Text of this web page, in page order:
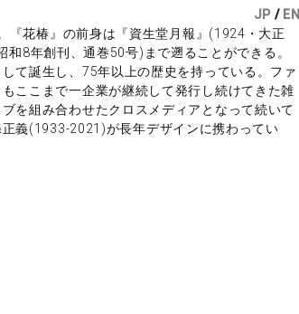
JP / EN
『花椿』の前身は『資生堂月報』(1924・大正
8年創刊、通巻50号)まで遡ることができる。
て誕生し、75年以上の歴史を持っている。ファ
ここまで一企業が継続して発行し続けてきた雑
を組み合わせたクロスメディアとなって続いて
義(1933-2021)が長年デザインに携わってい